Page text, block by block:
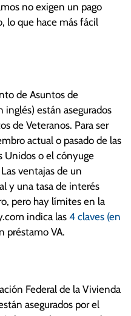
no exigen un pago
lo que hace más fácil
de Asuntos de
inglés) están asegurados
de Veteranos. Para ser
actual o pasado de las
Unidos o el cónyuge
ventajas de un
y una tasa de interés
pero hay límites en la
indica las 4 claves (en
préstamo VA.
Federal de la Vivienda
asegurados por el